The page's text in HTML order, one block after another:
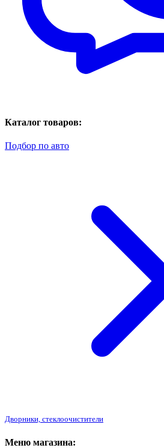
Каталог товаров:
Подбор по авто
Дворники, стеклоочистители
Меню магазина: